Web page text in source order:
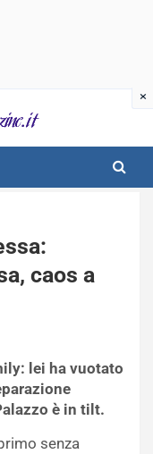
caos a
lei ha vuotato
è in tilt.
senza